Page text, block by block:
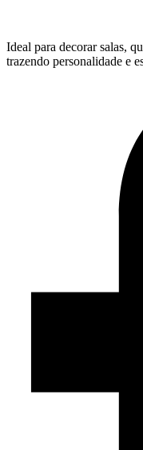
Ideal para decorar salas,
trazendo personalidade e